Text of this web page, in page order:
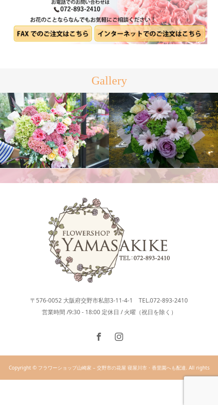
Gallery
花束
アレンジメント
〒576-0052 大阪府交野市私部3-11-4-1 TEL.072-893-2410
営業時間 /9:30 - 18:00 定休日 / 火曜（祝日を除く）
Copyright © フラワーショップ山崎家 – 交野市の花屋 寝屋川市・香里園へも配達. All rights